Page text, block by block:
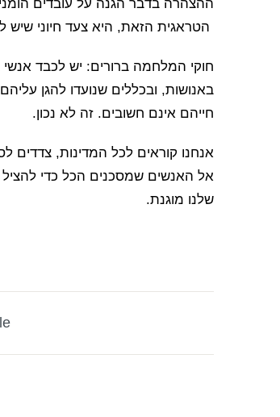
ההצהרה בדבר הגנה על עובדים
הטראגית הזאת, היא צעד חיוני
חוקי המלחמה ברורים: יש לכבד אנשי
באנושות, ובכללים שנועדו להגן
חייהם אינם חשובים. זה לא נכון.
אנחנו קוראים לכל המדינות, צדדים
אל האנשים שמסכנים הכל כדי להציל
שלנו מוגנת.